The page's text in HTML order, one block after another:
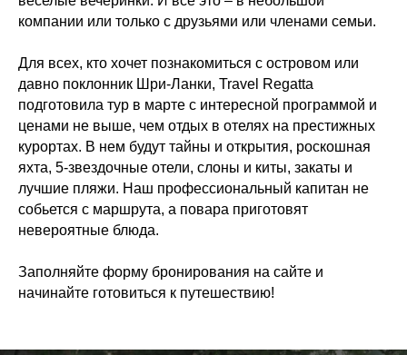
компании или только с друзьями или членами семьи.
Для всех, кто хочет познакомиться с островом или
давно поклонник Шри-Ланки, Travel Regatta
подготовила тур в марте с интересной программой и
ценами не выше, чем отдых в отелях на престижных
курортах. В нем будут тайны и открытия, роскошная
яхта, 5-звездочные отели, слоны и киты, закаты и
лучшие пляжи. Наш профессиональный капитан не
собьется с маршрута, а повара приготовят
невероятные блюда.
Заполняйте форму бронирования на сайте и
начинайте готовиться к путешествию!